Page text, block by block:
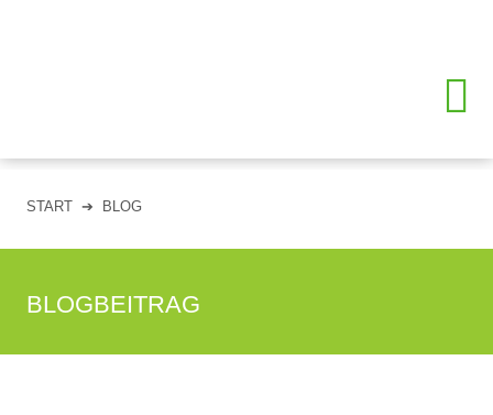
START ➔ BLOG
BLOGBEITRAG